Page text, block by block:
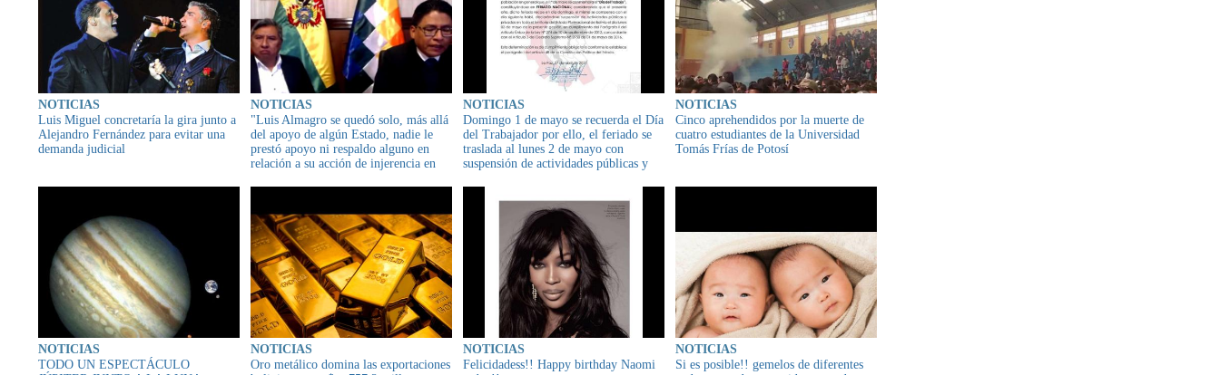
NOTICIAS
Luis Miguel concretaría la gira junto a
Alejandro Fernández para evitar una
demanda judicial
NOTICIAS
"Luis Almagro se quedó solo, más allá
del apoyo de algún Estado, nadie le
prestó apoyo ni respaldo alguno en
relación a su acción de injerencia en
NOTICIAS
Domingo 1 de mayo se recuerda el Día
del Trabajador por ello, el feriado se
traslada al lunes 2 de mayo con
suspensión de actividades públicas y
NOTICIAS
Cinco aprehendidos por la muerte de
cuatro estudiantes de la Universidad
Tomás Frías de Potosí
NOTICIAS
TODO UN ESPECTÁCULO
NOTICIAS
Oro metálico domina las exportaciones
NOTICIAS
Felicidadess!! Happy birthday Naomi
NOTICIAS
Si es posible!! gemelos de diferentes